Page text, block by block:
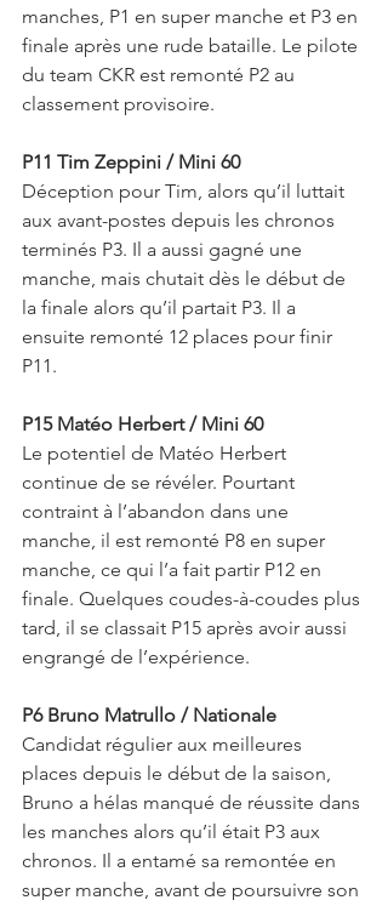
manches, P1 en super manche et P3 en
finale après une rude bataille. Le pilote
du team CKR est remonté P2 au
classement provisoire.
P11 Tim Zeppini / Mini 60
Déception pour Tim, alors qu’il luttait
aux avant-postes depuis les chronos
terminés P3. Il a aussi gagné une
manche, mais chutait dès le début de
la finale alors qu’il partait P3. Il a
ensuite remonté 12 places pour finir
P11.
P15 Matéo Herbert / Mini 60
Le potentiel de Matéo Herbert
continue de se révéler. Pourtant
contraint à l’abandon dans une
manche, il est remonté P8 en super
manche, ce qui l’a fait partir P12 en
finale. Quelques coudes-à-coudes plus
tard, il se classait P15 après avoir aussi
engrangé de l’expérience.
P6 Bruno Matrullo / Nationale
Candidat régulier aux meilleures
places depuis le début de la saison,
Bruno a hélas manqué de réussite dans
les manches alors qu’il était P3 aux
chronos. Il a entamé sa remontée en
super manche, avant de poursuivre son